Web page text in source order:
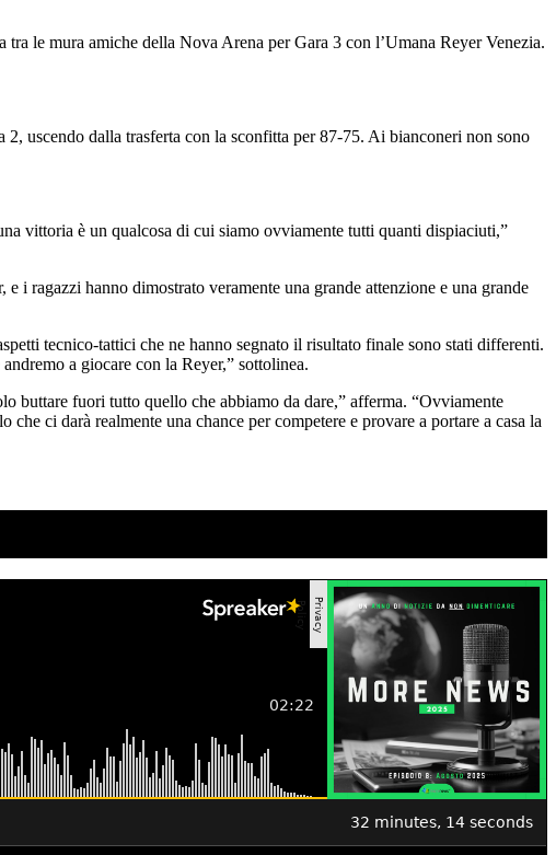
le mura amiche della Nova Arena per Gara 3 con l’Umana Reyer Venezia.
uscendo dalla trasferta con la sconfitta per 87-75. Ai bianconeri non sono
vittoria è un qualcosa di cui siamo ovviamente tutti quanti dispiaciuti,”
i ragazzi hanno dimostrato veramente una grande attenzione e una grande
tecnico-tattici che ne hanno segnato il risultato finale sono stati differenti.
a giocare con la Reyer,” sottolinea.
buttare fuori tutto quello che abbiamo da dare,” afferma. “Ovviamente
ci darà realmente una chance per competere e provare a portare a casa la